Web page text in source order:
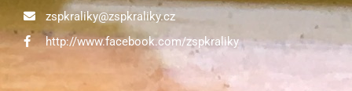
zspkraliky@zspkraliky.cz
http://www.facebook.com/zspkraliky